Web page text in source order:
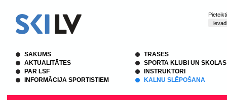
SĀKUMS
AKTUALITĀTES
PAR LSF
INFORMĀCIJA SPORTISTIEM
TRASES
SPORTA KLUBI UN SKOLAS
INSTRUKTORI
KALNU SLĒPOŠANA